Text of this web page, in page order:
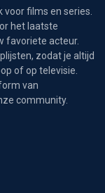
films en series.
het laatste
favoriete acteur.
zodat je altijd
of op televisie.
van
community.